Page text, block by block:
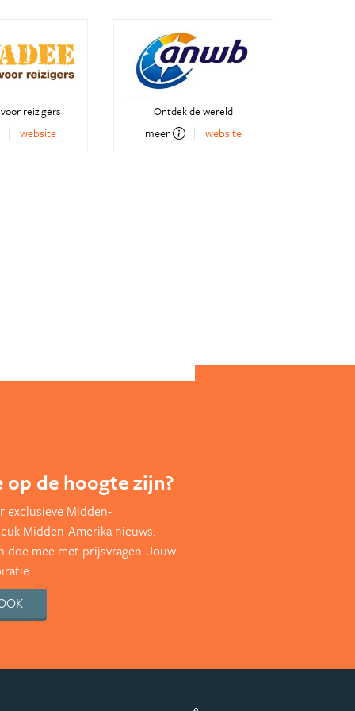
reizigers
website
Ontdek de wereld
meer website
op de hoogte zijn?
exclusieve Midden-
Midden-Amerika nieuws.
doe mee met prijsvragen. Jouw